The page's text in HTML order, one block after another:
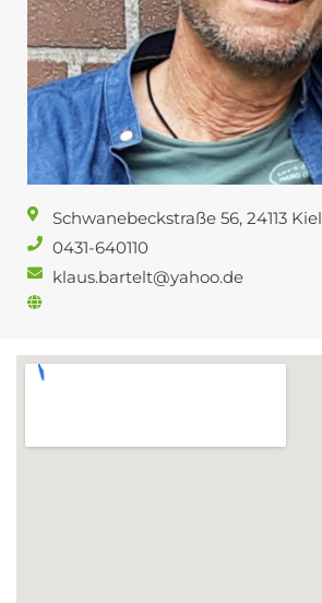
Schwanebeckstraße 56, 24113 Kiel
0431-640110
klaus.bartelt@yahoo.de